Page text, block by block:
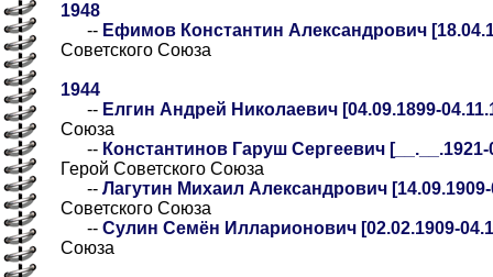
1948
-- Ефимов Константин Александрович
Советского Союза
1944
-- Елгин Андрей Николаевич [04.09.1899-
Союза
-- Константинов Гаруш Сергеевич [__.__.1921-
Герой Советского Союза
-- Лагутин Михаил Александрович [14.09.1909-
Советского Союза
-- Сулин Семён Илларионович [02.02.1909-
Союза